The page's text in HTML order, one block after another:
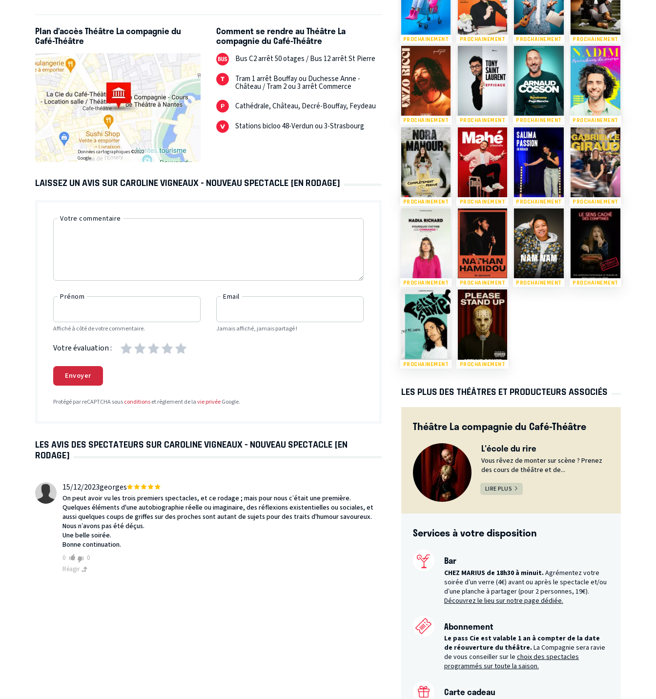
Plan d’accès Théâtre La compagnie du
Café-Théâtre
Données cartographiques ©2022
Google
Comment se rendre au Théâtre La
compagnie du Café-Théâtre
Bus C2 arrêt 50 otages / Bus 12 arrêt St Pierre
Tram 1 arrêt Bouffay ou Duchesse Anne -
Château / Tram 2 ou 3 arrêt Commerce
Cathédrale, Château, Decré-Bouffay, Feydeau
Stations bicloo 48-Verdun ou 3-Strasbourg
LAISSEZ UN AVIS SUR CAROLINE VIGNEAUX - NOUVEAU SPECTACLE [EN RODAGE]
Votre commentaire
Prénom
Affiché à côté de votre commentaire.
Email
Jamais affiché, jamais partagé !
Votre évaluation :
Envoyer
Protégé par reCAPTCHA sousconditionset règlement de lavie privéeGoogle.
LES AVIS DES SPECTATEURS SUR CAROLINE VIGNEAUX - NOUVEAU SPECTACLE [EN
RODAGE]
15/12/2023georges
On peut avoir vu les trois premiers spectacles, et ce rodage ; mais pour nous c’était une première.
Quelques éléments d'une autobiographie réelle ou imaginaire, des réflexions existentielles ou sociales, et
aussi quelques coups de griffes sur des proches sont autant de sujets pour des traits d'humour savoureux.
Nous n’avons pas été déçus.
Une belle soirée.
Bonne continuation.
0
0
Réagir
PROCHAINEMENT PROCHAINEMENT PROCHAINEMENT PROCHAINEMENT
PROCHAINEMENT PROCHAINEMENT PROCHAINEMENT PROCHAINEMENT
PROCHAINEMENT PROCHAINEMENT PROCHAINEMENT PROCHAINEMENT
PROCHAINEMENT PROCHAINEMENT PROCHAINEMENT PROCHAINEMENT
PROCHAINEMENT PROCHAINEMENT
LES PLUS DES THÉÂTRES ET PRODUCTEURS ASSOCIÉS
Théâtre La compagnie du Café-Théâtre
L'école du rire
Vous rêvez de monter sur scène ? Prenez
des cours de théâtre et de...
LIRE PLUS
Services à votre disposition
Bar
CHEZ MARIUS de 18h30 à minuit. Agrémentez votre
soirée d’un verre (4€) avant ou après le spectacle et/ou
d’une planche à partager (pour 2 personnes, 19€).
Découvrez le lieu sur notre page dédiée.
Abonnement
Le pass Cie est valable 1 an à compter de la date
de réouverture du théâtre. La Compagnie sera ravie
de vous conseiller sur le choix des spectacles
programmés sur toute la saison.
Carte cadeau